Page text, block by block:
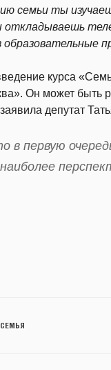
семьи ты
откладываешь
курса
Он может быть
депутат
в первую
СЕМЬЯ